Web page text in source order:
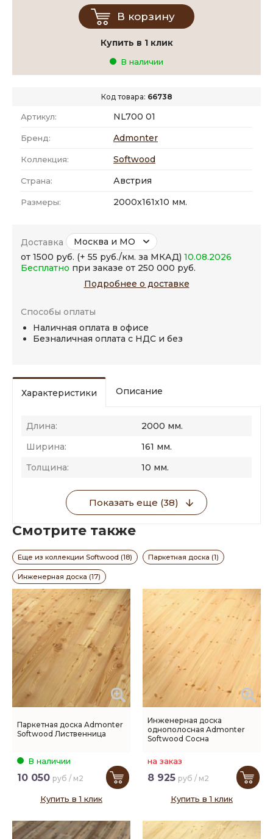
Код товара: 66738
Артикул: NL700 01
Бренд: Admonter
Коллекция: Softwood
Страна: Австрия
Размеры: 2000x161x10 мм.
В корзину
Купить в 1 клик
В наличии
Доставка
Москва и МО
от 1500 руб. (+ 55 руб./км. за МКАД) 10.08.2026
Бесплатно при заказе от 250 000 руб.
Подробнее о доставке
Способы оплаты
Наличная оплата в офисе
Безналичная оплата с НДС и без
Характеристики Описание
Длина:
2000 мм.
Ширина:
161 мм.
Толщина:
10 мм.
Показать еще (38)
Смотрите также
Еще из коллекции Softwood (18) Паркетная доска (1)
Инженерная доска (17)
Паркетная доска Admonter
Softwood Лиственница
В наличии
10 050 руб / м2
Купить в 1 клик
Инженерная доска
однополосная Admonter
Softwood Сосна
на заказ
8 925 руб / м2
Купить в 1 клик